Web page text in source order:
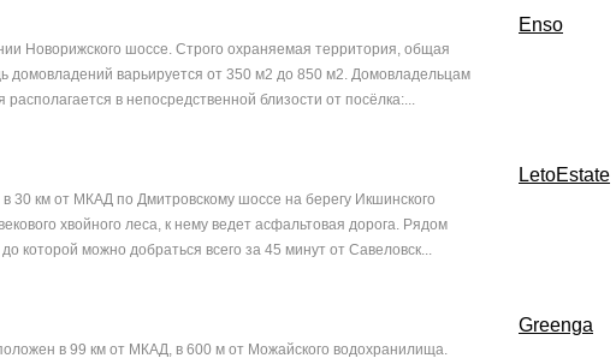
Новорижского шоссе. Строго охраняемая территория, общая
домовладений варьируется от 350 м2 до 850 м2. Домовладельцам
в непосредственной близости от посёлка:...
Enso
30 км от МКАД по Дмитровскому шоссе на берегу Икшинского
хвойного леса, к нему ведет асфальтовая дорога. Рядом
которой можно добраться всего за 45 минут от Савеловск...
LetoEstate
в 99 км от МКАД, в 600 м от Можайского водохранилища.
Greenga